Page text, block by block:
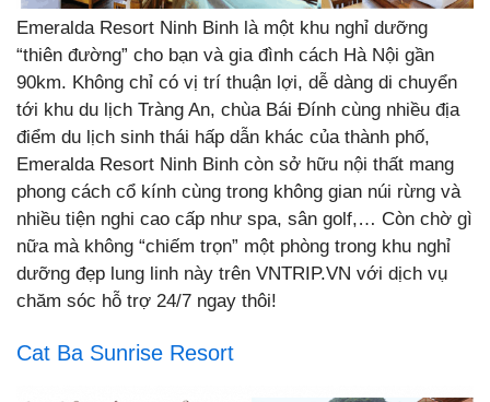
Emeralda Resort Ninh Binh là một khu nghỉ dưỡng
“thiên đường” cho bạn và gia đình cách Hà Nội gần
90km. Không chỉ có vị trí thuận lợi, dễ dàng di chuyển
tới khu du lịch Tràng An, chùa Bái Đính cùng nhiều địa
điểm du lịch sinh thái hấp dẫn khác của thành phố,
Emeralda Resort Ninh Binh còn sở hữu nội thất mang
phong cách cổ kính cùng trong không gian núi rừng và
nhiều tiện nghi cao cấp như spa, sân golf,… Còn chờ gì
nữa mà không “chiếm trọn” một phòng trong khu nghỉ
dưỡng đẹp lung linh này trên VNTRIP.VN với dịch vụ
chăm sóc hỗ trợ 24/7 ngay thôi!
Cat Ba Sunrise Resort